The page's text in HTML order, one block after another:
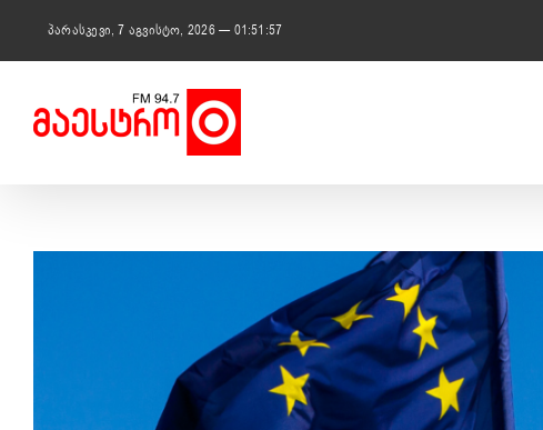
პარასკევი, 7 აგვისტო, 2026 — 01:51:58